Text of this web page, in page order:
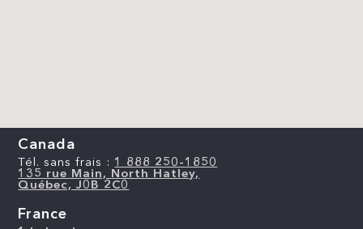
Canada
Tél. sans frais : 1 888 250-1850
135 rue Main, North Hatley,
Québec, J0B 2C0
France